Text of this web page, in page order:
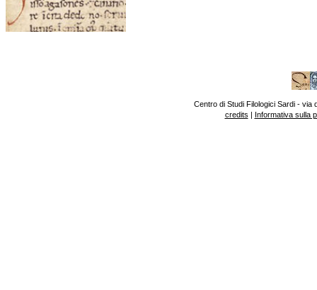
Centro di Studi Filologici Sardi - via
credits | Informativa sulla